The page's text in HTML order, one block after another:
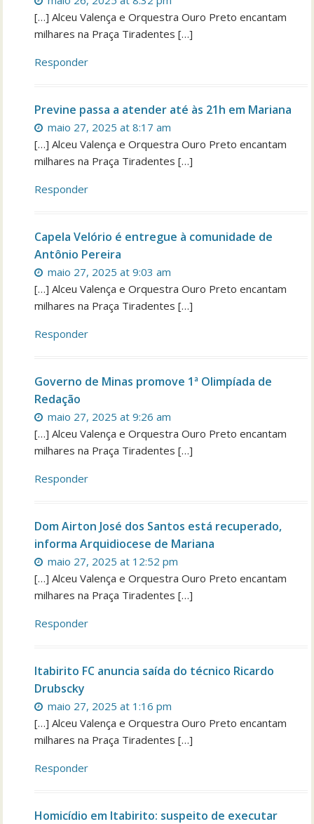
[…] Alceu Valença e Orquestra Ouro Preto encantam
milhares na Praça Tiradentes […]
Responder
Previne passa a atender até às 21h em Mariana
maio 27, 2025 at 8:17 am
[…] Alceu Valença e Orquestra Ouro Preto encantam
milhares na Praça Tiradentes […]
Responder
Capela Velório é entregue à comunidade de
Antônio Pereira
maio 27, 2025 at 9:03 am
[…] Alceu Valença e Orquestra Ouro Preto encantam
milhares na Praça Tiradentes […]
Responder
Governo de Minas promove 1ª Olimpíada de
Redação
maio 27, 2025 at 9:26 am
[…] Alceu Valença e Orquestra Ouro Preto encantam
milhares na Praça Tiradentes […]
Responder
Dom Airton José dos Santos está recuperado,
informa Arquidiocese de Mariana
maio 27, 2025 at 12:52 pm
[…] Alceu Valença e Orquestra Ouro Preto encantam
milhares na Praça Tiradentes […]
Responder
Itabirito FC anuncia saída do técnico Ricardo
Drubscky
maio 27, 2025 at 1:16 pm
[…] Alceu Valença e Orquestra Ouro Preto encantam
milhares na Praça Tiradentes […]
Responder
Homicídio em Itabirito: suspeito de executar